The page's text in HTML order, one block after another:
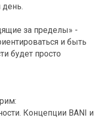
день.
за пределы» -
и быть
будет просто
Концепции BANI и